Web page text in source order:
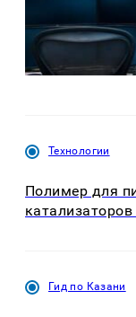
Технологии
Полимер для
Гид по Казани